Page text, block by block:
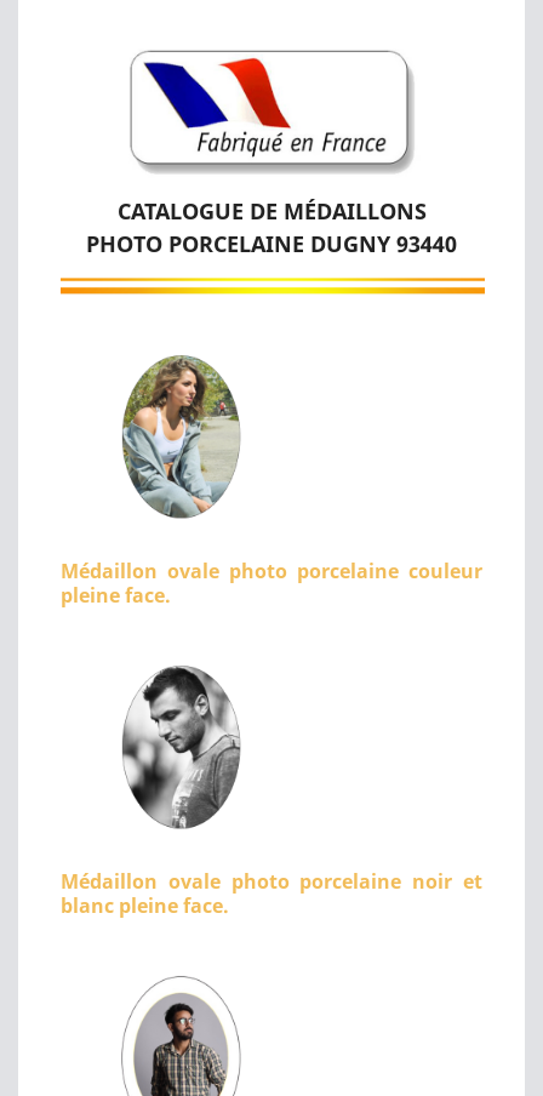
CATALOGUE DE MÉDAILLONS
PHOTO PORCELAINE DUGNY 93440
Médaillon ovale photo porcelaine couleur
pleine face.
Médaillon ovale photo porcelaine noir et
blanc pleine face.